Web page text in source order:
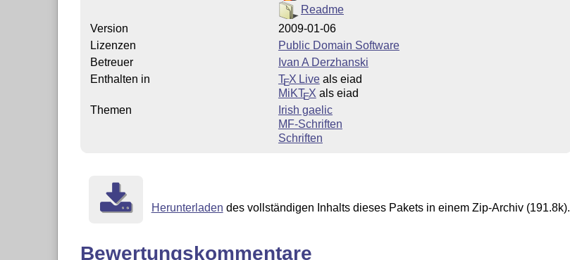
Readme
Version
2009-01-06
Lizenzen
Public Domain Software
Betreuer
Ivan A Derzhanski
Enthalten in
TEX Liveals eiad
MiKTEX als eiad
Themen
Irish gaelic
MF-Schriften
Schriften
Herunterladen des vollständigen Inhalts dieses Pakets in einem Zip-Archiv (191.8k).
Bewertungskommentare